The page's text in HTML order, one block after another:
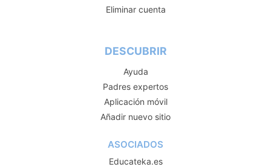
Eliminar cuenta
DESCUBRIR
Ayuda
Padres expertos
Aplicación móvil
Añadir nuevo sitio
ASOCIADOS
Educateka.es